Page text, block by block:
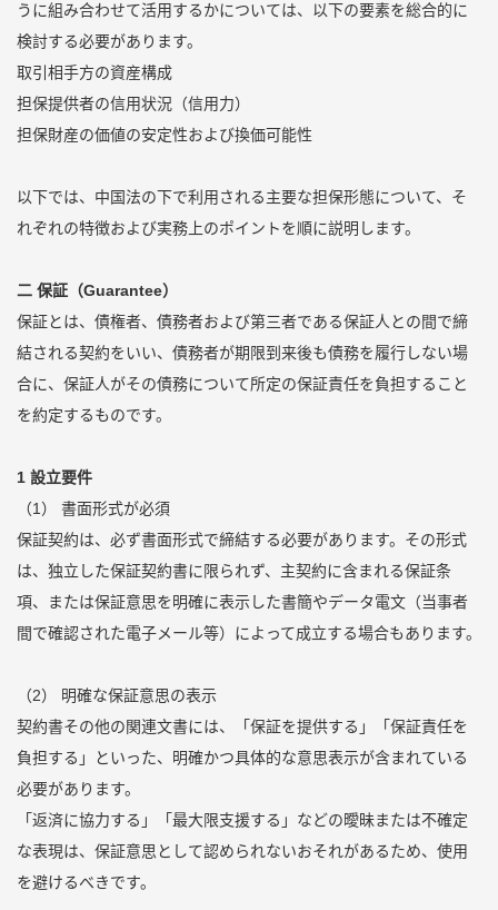
うに組み合わせて活用するかについては、以下の要素を総合的に
検討する必要があります。
取引相手方の資産構成
担保提供者の信用状況（信用力）
担保財産の価値の安定性および換価可能性
以下では、中国法の下で利用される主要な担保形態について、そ
れぞれの特徴および実務上のポイントを順に説明します。
二 保証（Guarantee）
保証とは、債権者、債務者および第三者である保証人との間で締
結される契約をいい、債務者が期限到来後も債務を履行しない場
合に、保証人がその債務について所定の保証責任を負担すること
を約定するものです。
1 設立要件
（1） 書面形式が必須
保証契約は、必ず書面形式で締結する必要があります。その形式
は、独立した保証契約書に限られず、主契約に含まれる保証条
項、または保証意思を明確に表示した書簡やデータ電文（当事者
間で確認された電子メール等）によって成立する場合もあります。
（2） 明確な保証意思の表示
契約書その他の関連文書には、「保証を提供する」「保証責任を
負担する」といった、明確かつ具体的な意思表示が含まれている
必要があります。
「返済に協力する」「最大限支援する」などの曖昧または不確定
な表現は、保証意思として認められないおそれがあるため、使用
を避けるべきです。